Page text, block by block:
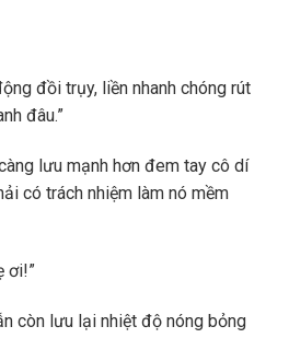
đồi trụy, liền nhanh chóng rút
đâu.”
lưu mạnh hơn đem tay cô dí
có trách nhiệm làm nó mềm
ơi!”
còn lưu lại nhiệt độ nóng bỏng